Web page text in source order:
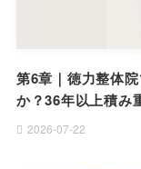
第6章｜徳力整体
か？36年以上積み
2026-07-22